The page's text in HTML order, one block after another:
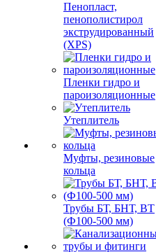
Пенопласт,
пенополистирол
экструдированный
(XPS)
Пленки гидро и
пароизоляционные
Утеплитель
Муфты, резиновые
кольца
Трубы БТ, БНТ, ВТ
(Ф100-500 мм)